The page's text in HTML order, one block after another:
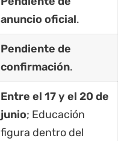
anuncio oficial.
Pendiente de
confirmación.
Entre el 17 y el 20 de
junio; Educación
figura dentro del